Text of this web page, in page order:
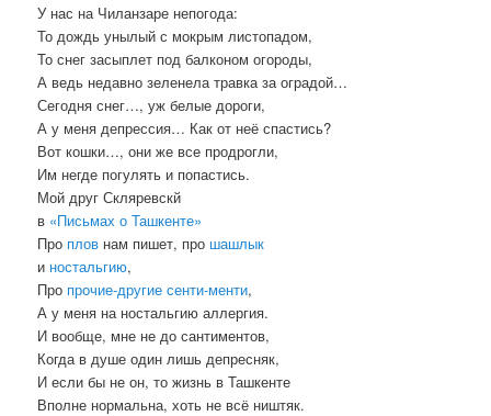
У нас на Чиланзаре непогода:
То дождь унылый с мокрым листопадом,
То снег засыплет под балконом огороды,
А ведь недавно зеленела травка за оградой…
Сегодня снег…, уж белые дороги,
А у меня депрессия… Как от неё спастись?
Вот кошки…, они же все продрогли,
Им негде погулять и попастись.
Мой друг Скляревскй
в «Письмах о Ташкенте»
Про плов нам пишет, про шашлык
и ностальгию,
Про прочие-другие сенти-менти,
А у меня на ностальгию аллергия.
И вообще, мне не до сантиментов,
Когда в душе один лишь депресняк,
И если бы не он, то жизнь в Ташкенте
Вполне нормальна, хоть не всё ништяк.